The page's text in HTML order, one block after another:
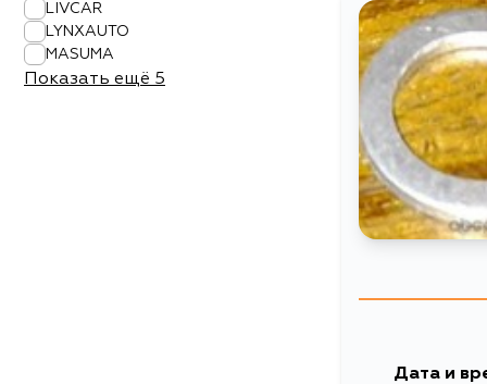
LIVCAR
LYNXAUTO
MASUMA
Показать ещё 5
Дата и